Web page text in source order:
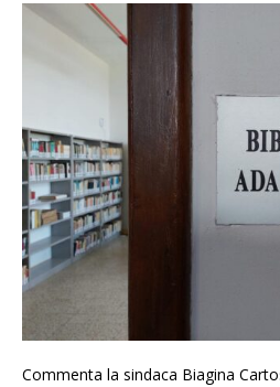
Commenta la sindaca Biagina